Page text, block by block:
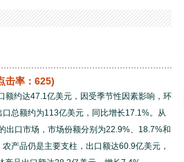
击率：625)
约达47.1亿美元，因受季节性因素影响，环
总额约为113亿美元，同比增长17.1%。从
出口市场，市场份额分别为22.9%、18.7%和
产品仍是主要支柱，出口额达60.9亿美元，